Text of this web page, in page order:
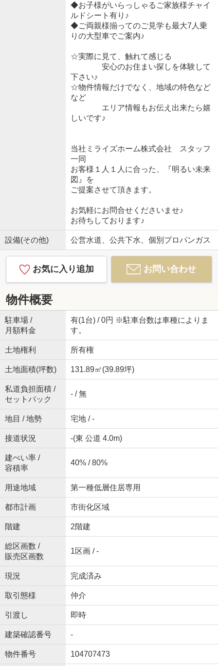
◆お子様がいらっしゃるご家族様チャイ
ルドシート有り♪
◆ご両親様揃ってのご見学も最大7人乗
りの大型車でご案内♪
☆実際に見て、触れて感じる
安心のお住まい探しを体験して
下さい♪
☆物件情報だけでなく、地域の特色など
など
エリア情報もお伝え出来たら嬉
しいです♪
当社ミライズホーム株式会社 スタッフ
一同
お客様１人１人に合った、『明るい未来
図』を
ご提案させて頂きます。
お気軽にお問合せくださいませ♪
お待ちしております♪
設備(その他) 公営水道、公共下水、個別プロパンガス
お気に入り追加 お問い合わせ
物件概要
駐車場 /
月額料金
有(1台) / 0円 ※駐車台数は車種によりま
す。
土地権利 所有権
土地面積(坪数) 131.89㎡(39.89坪)
私道負担面積 /
セットバック
- / 無
地目 / 地勢 宅地 / -
接道状況 -(東 公道 4.0m)
建ぺい率 /
容積率
40% / 80%
用途地域 第一種低層住居専用
都市計画 市街化区域
階建 2階建
総区画数 /
販売区画数
1区画 / -
現況 完成済み
取引態様 仲介
引渡し 即時
建築確認番号 -
物件番号 104707473